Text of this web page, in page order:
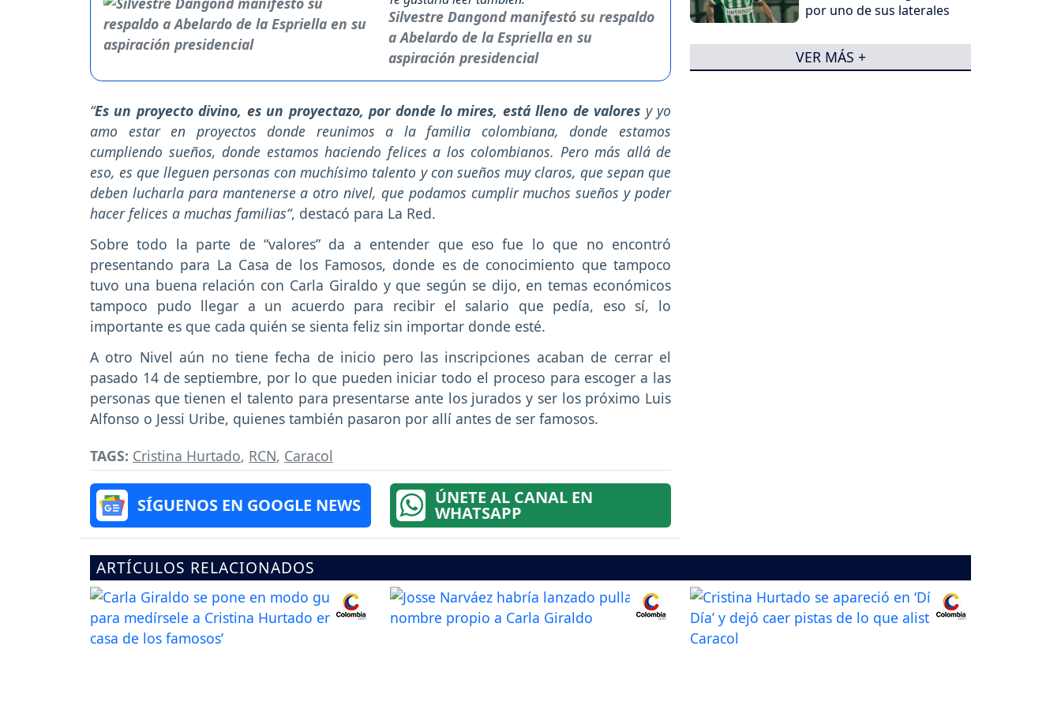
Silvestre Dangond manifestó su respaldo
a Abelardo de la Espriella en su
aspiración presidencial
“Es un proyecto divino, es un proyectazo, por donde lo mires, está lleno de valores y yo
amo estar en proyectos donde reunimos a la familia colombiana, donde estamos
cumpliendo sueños, donde estamos haciendo felices a los colombianos. Pero más allá de
eso, es que lleguen personas con muchísimo talento y con sueños muy claros, que sepan que
deben lucharla para mantenerse a otro nivel, que podamos cumplir muchos sueños y poder
hacer felices a muchas familias“, destacó para La Red.
Sobre todo la parte de “valores” da a entender que eso fue lo que no encontró
presentando para La Casa de los Famosos, donde es de conocimiento que tampoco
tuvo una buena relación con Carla Giraldo y que según se dijo, en temas económicos
tampoco pudo llegar a un acuerdo para recibir el salario que pedía, eso sí, lo
importante es que cada quién se sienta feliz sin importar donde esté.
A otro Nivel aún no tiene fecha de inicio pero las inscripciones acaban de cerrar el
pasado 14 de septiembre, por lo que pueden iniciar todo el proceso para escoger a las
personas que tienen el talento para presentarse ante los jurados y ser los próximo Luis
Alfonso o Jessi Uribe, quienes también pasaron por allí antes de ser famosos.
TAGS: Cristina Hurtado, RCN, Caracol
SÍGUENOS EN GOOGLE NEWS ÚNETE AL CANAL EN
WHATSAPP
por uno de sus laterales
VER MÁS +
ARTÍCULOS RELACIONADOS